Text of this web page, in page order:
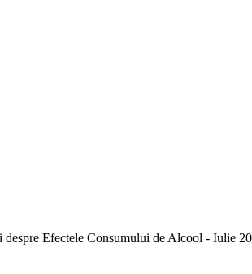
Efectele Consumului de Alcool - Iulie